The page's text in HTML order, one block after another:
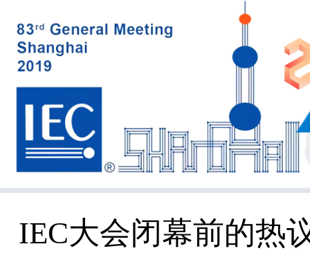
IEC大会闭幕前的热